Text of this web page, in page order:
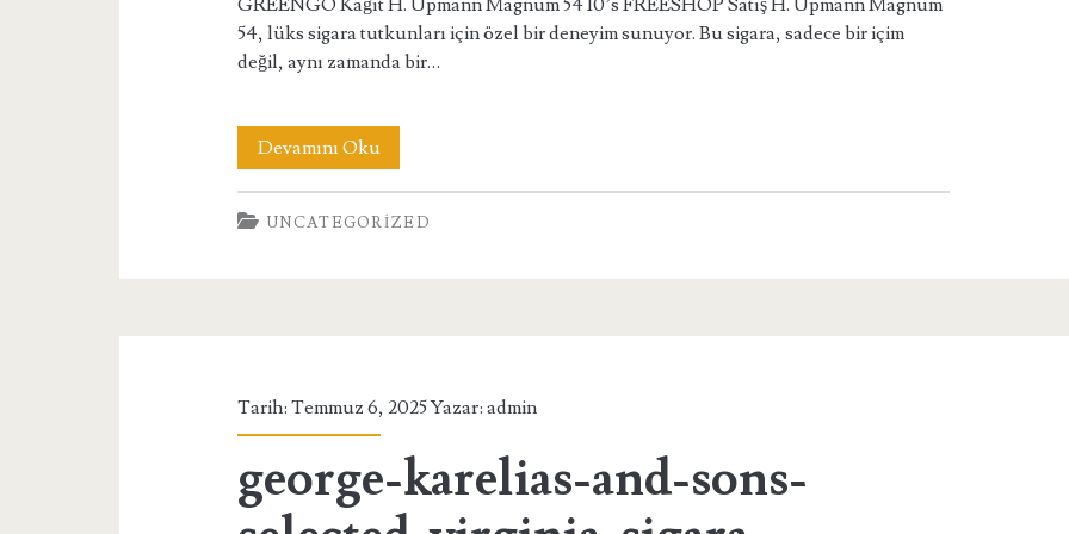
GREENGO Kağıt H. Upmann Magnum 54 10’s FREESHOP Satış H. Upmann Magnum
54, lüks sigara tutkunları için özel bir deneyim sunuyor. Bu sigara, sadece bir içim
değil, aynı zamanda bir…
Devamını Okuh-
upmann-
magnum-
satis
UNCATEGORIZED
Tarih: Temmuz 6, 2025 Yazar:admin
george-karelias-and-sons-